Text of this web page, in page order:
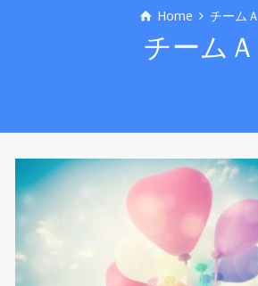
Home チームＡ
チームＡ